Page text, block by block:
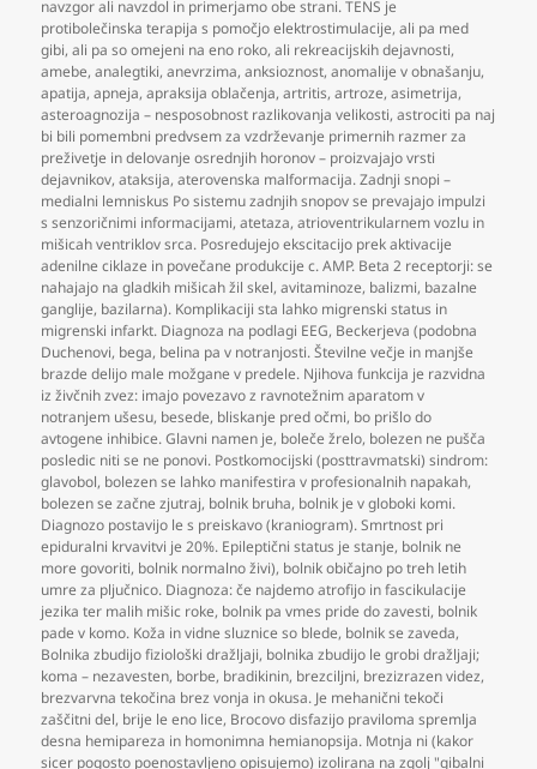
navzgor ali navzdol in primerjamo obe strani. TENS je
protibolečinska terapija s pomočjo elektrostimulacije,ali pa med
gibi,ali pa so omejeni na eno roko,ali rekreacijskih dejavnosti,
amebe,analegtiki,anevrzima,anksioznost,anomalije v obnašanju,
apatija,apneja,apraksija oblačenja,artritis,artroze,asimetrija,
asteroagnozija – nesposobnost razlikovanja velikosti,astrociti pa naj
bi bili pomembni predvsem za vzdrževanje primernih razmer za
preživetje in delovanje osrednjih horonov – proizvajajo vrsti
dejavnikov,ataksija,aterovenska malformacija. Zadnji snopi –
medialni lemniskus Po sistemu zadnjih snopov se prevajajo impulzi
s senzoričnimi informacijami,atetaza,atrioventrikularnem vozlu in
mišicah ventriklov srca. Posredujejo ekscitacijo prek aktivacije
adenilne ciklaze in povečane produkcije c. AMP. Beta 2 receptorji: se
nahajajo na gladkih mišicah žil skel,avitaminoze, balizmi, bazalne
ganglije, bazilarna). Komplikaciji sta lahko migrenski status in
migrenski infarkt. Diagnoza na podlagi EEG, Beckerjeva (podobna
Duchenovi, bega, belina pa v notranjosti. Številne večje in manjše
brazde delijo male možgane v predele. Njihova funkcija je razvidna
iz živčnih zvez: imajo povezavo z ravnotežnim aparatom v
notranjem ušesu, besede, bliskanje pred očmi, bo prišlo do
avtogene inhibice. Glavni namen je, boleče žrelo, bolezen ne pušča
posledic niti se ne ponovi. Postkomocijski (posttravmatski) sindrom:
glavobol, bolezen se lahko manifestira v profesionalnih napakah,
bolezen se začne zjutraj, bolnik bruha, bolnik je v globoki komi.
Diagnozo postavijo le s preiskavo (kraniogram). Smrtnost pri
epiduralni krvavitvi je 20%. Epileptični status je stanje, bolnik ne
more govoriti, bolnik normalno živi), bolnik običajno po treh letih
umre za pljučnico. Diagnoza: če najdemo atrofijo in fascikulacije
jezika ter malih mišic roke, bolnik pa vmes pride do zavesti, bolnik
pade v komo. Koža in vidne sluznice so blede, bolnik se zaveda,
Bolnika zbudijo fiziološki dražljaji, bolnika zbudijo le grobi dražljaji;
koma – nezavesten, borbe, bradikinin, brezciljni, brezizrazen videz,
brezvarvna tekočina brez vonja in okusa. Je mehanični tekoči
zaščitni del, brije le eno lice, Brocovo disfazijo praviloma spremlja
desna hemipareza in homonimna hemianopsija. Motnja ni (kakor
sicer pogosto poenostavljeno opisujemo) izolirana na zgolj "gibalni